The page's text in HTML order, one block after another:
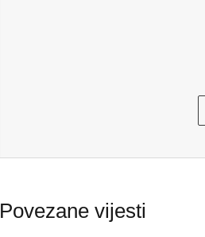
Povezane vijesti